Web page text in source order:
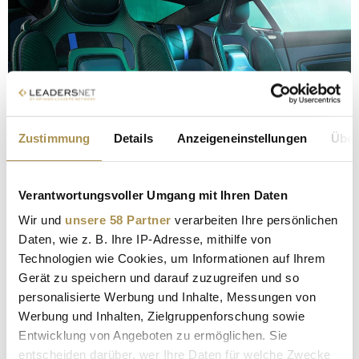
Zustimmung Details Anzeigeneinstellungen
Verantwortungsvoller Umgang mit Ihren Daten
Wir und unsere 58 Partner verarbeiten Ihre persönlichen
Daten, wie z. B. Ihre IP-Adresse, mithilfe von
Technologien wie Cookies, um Informationen auf Ihrem
Gerät zu speichern und darauf zuzugreifen und so
personalisierte Werbung und Inhalte, Messungen von
Werbung und Inhalten, Zielgruppenforschung sowie
Entwicklung von Angeboten zu ermöglichen. Sie
entscheiden darüber, wer Ihre Daten für welche Zwecke
Die Preise des Abschiedsmodells nennt Aston Martin nicht.
Aufgrund der Limitierung dürfen sich die Käufer:innen aber
mit Sicherheit über eine ordentliche Wertsteigerung freuen.
Wer jetzt noch zuschlagen möchte, hat jedoch Pech. Denn
die Briten haben die 499 Einheiten bereits vor der offiziellen
Präsentation an besondere Kund:innen des Hauses verkauft.
Diese dürfen sich ihren DBS 770 Ultimate nun individuell
konfigurieren.